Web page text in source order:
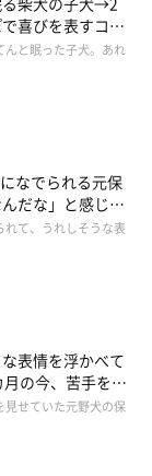
喜びを表すコに
んと眠った子犬。あれ
なでられる元保
だな」と感じる
て、うれしそうな表
表情を浮かべて
の今、苦手を克
見せていた元野犬の保